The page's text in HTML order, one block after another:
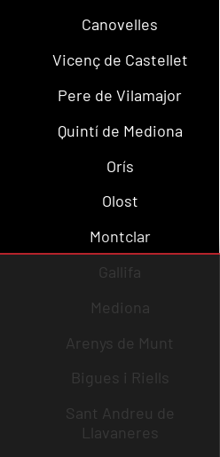
Canovelles
Vicenç de Castellet
Pere de Vilamajor
Quintí de Mediona
Orís
Olost
Montclar
Gallifa
Mediona
Arenys de Munt
Bigues i Riells
Sant Andreu de
Llavaneres